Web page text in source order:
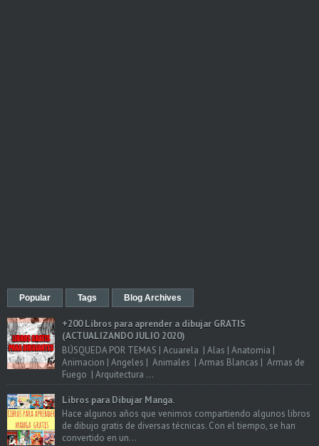
Popular Tags Blog Archives
+200 Libros para aprender a dibujar GRATIS
(ACTUALIZANDO JULIO 2020)
BÚSQUEDA POR TEMAS | Acuarela | Alas | Anatomia |
Animacion | Angeles | Animales | Armas Blancas | Armas de
Fuego | Arquitectura ...
Libros para Dibujar Manga.
Hace algunos años que venimos compartiendo algunos libros
de dibujo gratis de diversas técnicas. Con el tiempo, se han
convertido en un...